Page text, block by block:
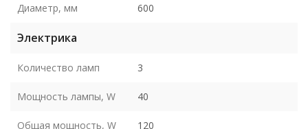
Диаметр, мм 600
Электрика
Количество ламп 3
Мощность лампы, W 40
Общая мощность, W 120